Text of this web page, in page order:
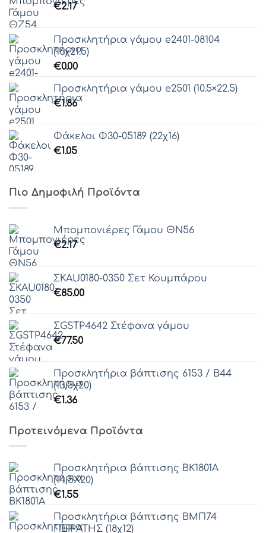
€2.17
Προσκλητήρια γάμου e2401-08104
(16χ21.5)
€0.00
Προσκλητήρια γάμου e2501 (10.5×22.5)
€1.86
Φάκελοι Φ30-05189 (22χ16)
€1.05
Πιο Δημοφιλή Προϊόντα
Μπομπονιέρες Γάμου ΘΝ56
€2.17
ΣΚAU0180-0350 Σετ Κουμπάρου
€85.00
ΣGSTP4642 Στέφανα γάμου
€77.50
Προσκλητήρια βάπτισης 6153 / Β44
(13,5χ20)
€1.36
Προτεινόμενα Προϊόντα
Προσκλητήρια βάπτισης ΒΚ1801Α
(14,5Χ20)
€1.55
Προσκλητήρια βάπτισης ΒΜΠ74
ΠΕΙΡΑΤΗΣ (18χ12)